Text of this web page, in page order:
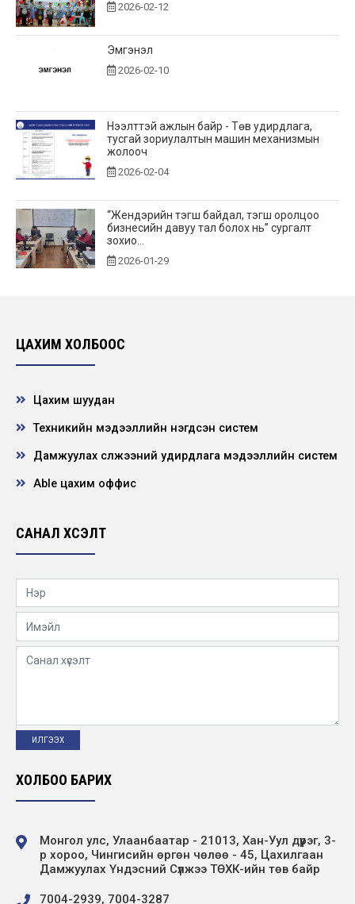
2026-02-12
Эмгэнэл
2026-02-10
Нээлттэй ажлын байр - Төв удирдлага,
тусгай зориулалтын машин механизмын
жолооч
2026-02-04
“Жендэрийн тэгш байдал, тэгш оролцоо
бизнесийн давуу тал болох нь” сургалт
зохио...
2026-01-29
2026-01-29
Нээлттэй ажлын байр - Улаанбаатар
2026-01-22
“Эрчим хүчний сүлжээний найдвартай
ТӨХК-и...
Нээлттэй ажлын байр - Улаанбаатар
ЦАХИМ ХОЛБООС
Цахим шуудан
Техникийн мэдээллийн нэгдсэн систем
Дамжуулах сүлжээний удирдлага мэдээллийн систем
Able цахим оффис
САНАЛ ХҮСЭЛТ
ХОЛБОО БАРИХ
Монгол улс, Улаанбаатар - 21013, Хан-Уул дүүрэг, 3-
р хороо, Чингисийн өргөн чөлөө - 45, Цахилгаан
Дамжуулах Үндэсний Сүлжээ ТӨХК-ийн төв байр
7004-2939, 7004-3287